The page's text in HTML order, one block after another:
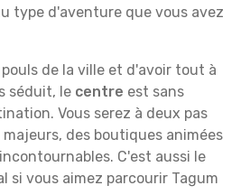
type d'aventure que vous avez
de la ville et d'avoir tout à
séduit, le centre est sans
Vous serez à deux pas
des boutiques animées
C'est aussi le
si vous aimez parcourir Tagum